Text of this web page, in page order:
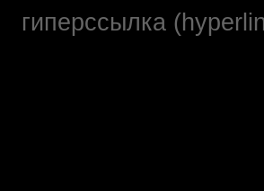
гиперссылка